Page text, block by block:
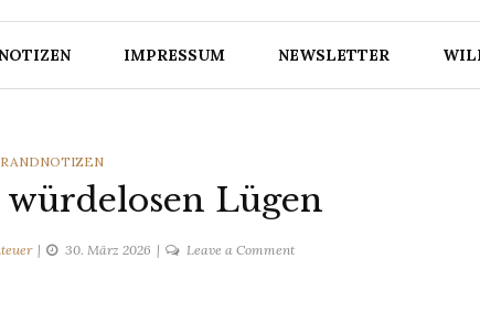
IMPRESSUM NEWSLETTER
CATEGORIES
RANDNOTIZEN
würdelosen Lügen
30. März 2026 Leave a Commenton